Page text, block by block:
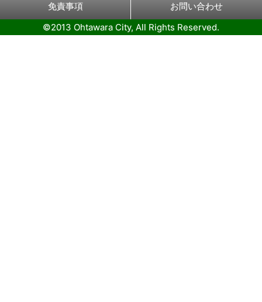
免責事項
お問い合わせ
©2013 Ohtawara City, All Rights Reserved.